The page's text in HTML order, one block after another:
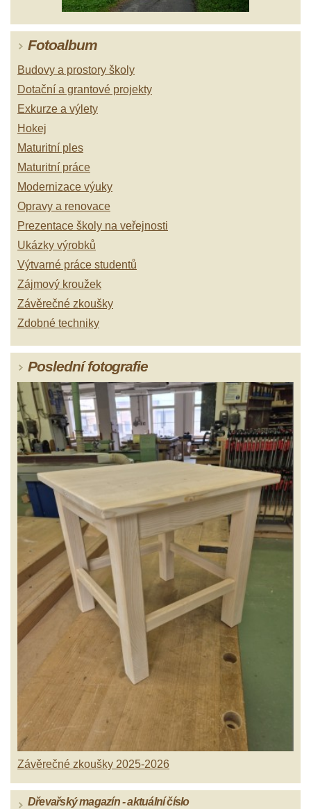
Fotoalbum
Budovy a prostory školy
Dotační a grantové projekty
Exkurze a výlety
Hokej
Maturitní ples
Maturitní práce
Modernizace výuky
Opravy a renovace
Prezentace školy na veřejnosti
Ukázky výrobků
Výtvarné práce studentů
Zájmový kroužek
Závěrečné zkoušky
Zdobné techniky
Poslední fotografie
Závěrečné zkoušky 2025-2026
Dřevařský magazín - aktuální číslo